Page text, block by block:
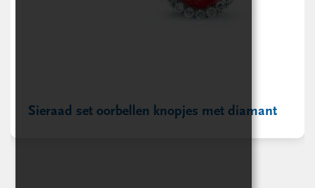
Sieraad set oorbellen knopjes met diamant